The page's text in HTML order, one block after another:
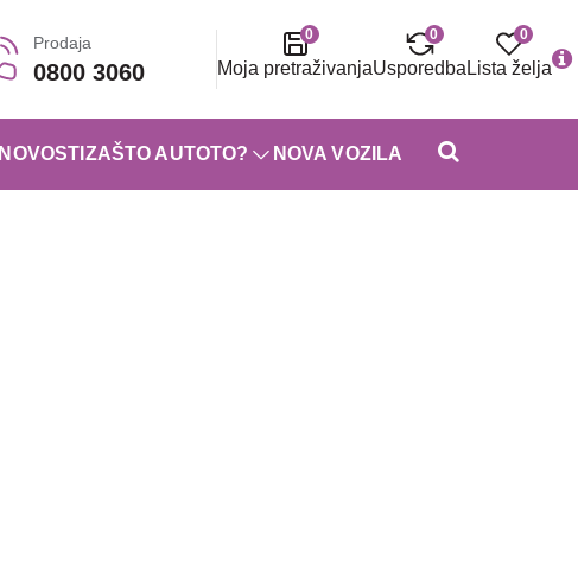
Prodaja
0800 3060
0
Moja pretraživanja
0
Usporedba
0
Lista želja
NOVOSTI ZAŠTO AUTOTO? NOVA VOZILA